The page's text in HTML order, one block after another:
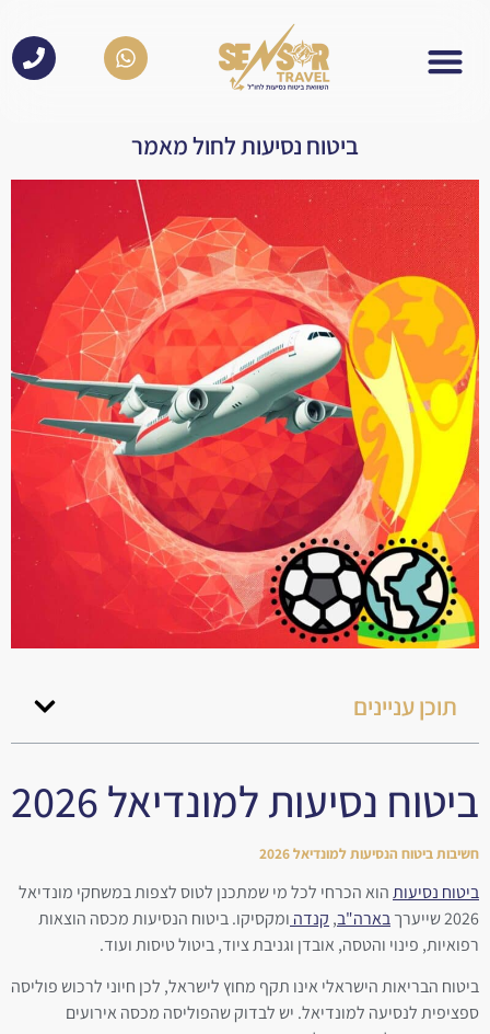
ביטוח נסיעות לחול מאמר
תוכן עניינים
ביטוח נסיעות למונדיאל 2026
חשיבות ביטוח הנסיעות למונדיאל 2026
ביטוח נסיעותהוא הכרחי לכל מי שמתכנן לטוס לצפות במשחקי מונדיאל
2026 שייערך
בארה"ב, קנדה ומקסיקו. ביטוח הנסיעות מכסה הוצאות
רפואיות, פינוי והטסה, אובדן וגניבת ציוד, ביטול טיסות ועוד.
ביטוח הבריאות הישראלי אינו תקף מחוץ לישראל, לכן חיוני לרכוש פוליסה
ספציפית לנסיעה למונדיאל. יש לבדוק שהפוליסה מכסה אירועים